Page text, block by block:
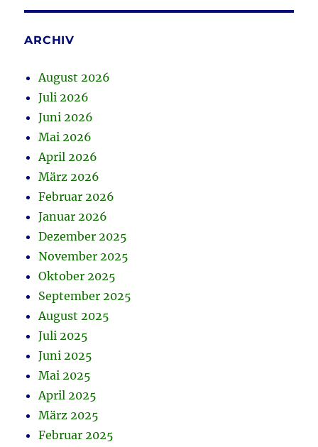
ARCHIV
August 2026
Juli 2026
Juni 2026
Mai 2026
April 2026
März 2026
Februar 2026
Januar 2026
Dezember 2025
November 2025
Oktober 2025
September 2025
August 2025
Juli 2025
Juni 2025
Mai 2025
April 2025
März 2025
Februar 2025